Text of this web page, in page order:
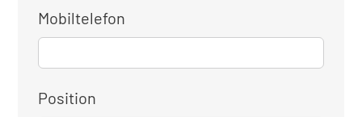
Mobiltelefon
Position